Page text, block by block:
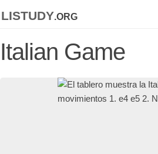
listudy.org
Italian Game